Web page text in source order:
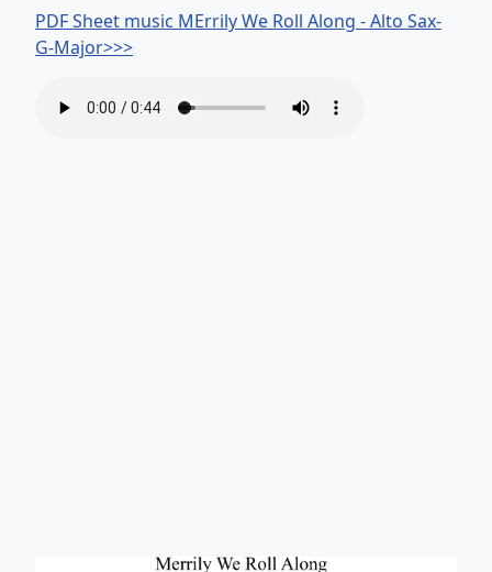
PDF Sheet music MErrily We Roll Along - Alto Sax-
G-Major>>>